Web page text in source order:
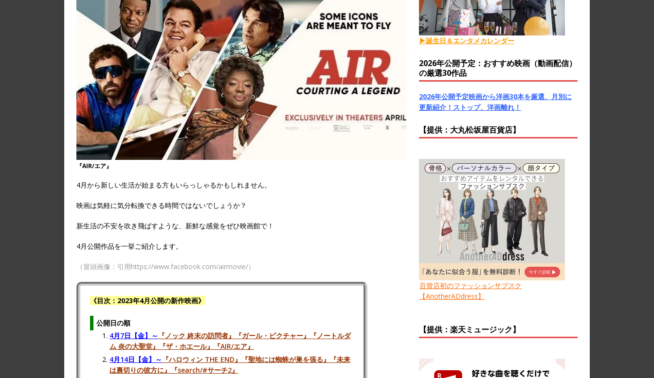
『AIR/エア』
4月から新しい生活が始まる方もいらっしゃるかもしれません。
映画は気軽に気分転換できる時間ではないでしょうか？
新生活の不安を吹き飛ばすような、新鮮な感覚をぜひ映画館で！
4月公開作品を一挙ご紹介します。
（冒頭画像：引用https://www.facebook.com/airmovie/）
《目次：2023年4月公開の新作映画》
公開日の順
4月7日【金】～ 『ノック 終末の訪問者』『ガール・ピクチャー』『ノートルダ
ム 炎の大聖堂』『ザ・ホエール』『AIR/エア』
4月14日【金】～ 『ハロウィン THE END』『聖地には蜘蛛が巣を張る』『未来
は裏切りの彼方に』『search/#サーチ2』
▶誕生日＆エンタメカレンダー
2026年公開予定：おすすめ映画（動画配信）
の厳選30作品
2026年公開予定映画から洋画30本を厳選、月別に
更新紹介！ストップ、洋画離れ！
【提供：大丸松坂屋百貨店】
百貨店初のファッションサブスク
【AnotherADdress】
【提供：楽天ミュージック】